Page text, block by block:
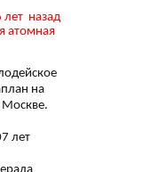
лет назад
атомная
на
Москве.
лет